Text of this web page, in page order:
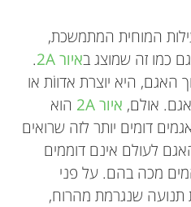
המוחית המתמשכת,
כמו זה שמוצג באיור 2A
.
היא יוצרת אדווֹת או
אולם, איור 2A
הוא
דומים יותר לזה שרואים
לעולם אינם דוממים
מכה בהם. על פני
שנגרמת מהרוח,